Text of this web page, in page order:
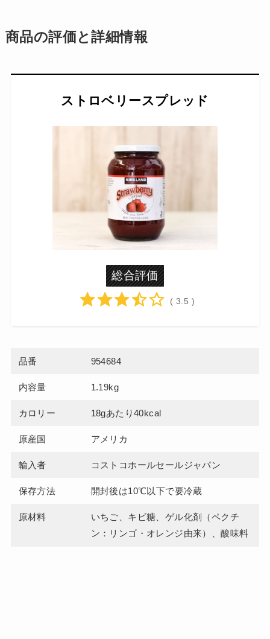
商品の評価と詳細情報
ストロベリースプレッド
総合評価
( 3.5 )
品番 954684
内容量 1.19kg
カロリー 18gあたり40kcal
原産国 アメリカ
輸入者 コストコホールセールジャパン
保存方法 開封後は10℃以下で要冷蔵
原材料
いちご、キビ糖、ゲル化剤（ペクチ
ン：リンゴ・オレンジ由来）、酸味料